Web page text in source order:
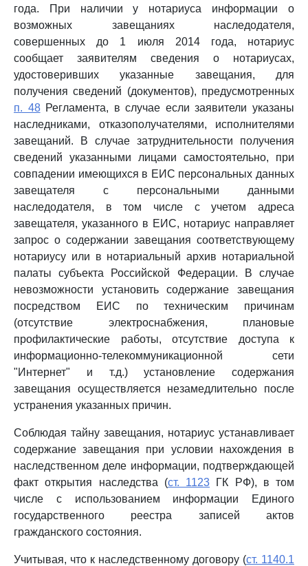
года. При наличии у нотариуса информации о
возможных завещаниях наследодателя,
совершенных до 1 июля 2014 года, нотариус
сообщает заявителям сведения о нотариусах,
удостоверивших указанные завещания, для
получения сведений (документов), предусмотренных
п. 48Регламента, в случае если заявители указаны
наследниками, отказополучателями, исполнителями
завещаний. В случае затруднительности получения
сведений указанными лицами самостоятельно, при
совпадении имеющихся в ЕИС персональных данных
завещателя с персональными данными
наследодателя, в том числе с учетом адреса
завещателя, указанного в ЕИС, нотариус направляет
запрос о содержании завещания соответствующему
нотариусу или в нотариальный архив нотариальной
палаты субъекта Российской Федерации. В случае
невозможности установить содержание завещания
посредством ЕИС по техническим причинам
(отсутствие электроснабжения, плановые
профилактические работы, отсутствие доступа к
информационно-телекоммуникационной сети
"Интернет" и т.д.) установление содержания
завещания осуществляется незамедлительно после
устранения указанных причин.
Соблюдая тайну завещания, нотариус устанавливает
содержание завещания при условии нахождения в
наследственном деле информации, подтверждающей
факт открытия наследства (ст. 1123 ГК РФ), в том
числе с использованием информации Единого
государственного реестра записей актов
гражданского состояния.
Учитывая, что к наследственному договору (ст. 1140.1